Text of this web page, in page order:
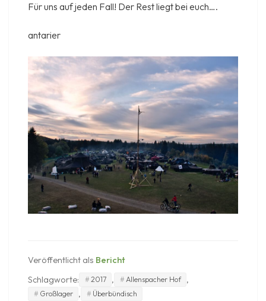
Für uns auf jeden Fall! Der Rest liegt bei euch….
antarier
Veröffentlicht als Bericht
Schlagworte:
2017 , Allenspacher Hof ,
Großlager , Überbündisch